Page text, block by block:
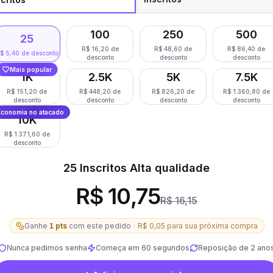
25
5,40 de desconto
100
R$ 16,20 de
desconto
250
R$ 48,60 de
desconto
500
R$ 86,40 de
desconto
Mais popular
1K
R$ 151,20 de
desconto
2.5K
R$ 448,20 de
desconto
5K
R$ 826,20 de
desconto
7.5K
R$ 1.360,80 de
desconto
no atacado
10K
R$ 1.371,60 de
desconto
25 Inscritos Alta qualidade
R$ 10,75R$ 16,15
Ganhe 1ptscom este pedido · R$ 0,05 para sua próxima compra
Nunca pedimos senha Começa em 60 segundos Reposição de 2